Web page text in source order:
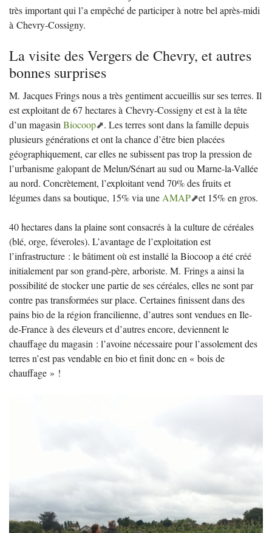
très important qui l’a empêché de participer à notre bel après-midi
à Chevry-Cossigny.
La visite des Vergers de Chevry, et autres
bonnes surprises
M. Jacques Frings nous a très gentiment accueillis sur ses terres. Il
est exploitant de 67 hectares à Chevry-Cossigny et est à la tête
d’un magasin Biocoop
. Les terres sont dans la famille depuis
plusieurs générations et ont la chance d’être bien placées
géographiquement, car elles ne subissent pas trop la pression de
l’urbanisme galopant de Melun/Sénart au sud ou Marne-la-Vallée
au nord. Concrètement, l’exploitant vend 70% des fruits et
légumes dans sa boutique, 15% via une AMAP et 15% en gros.
40 hectares dans la plaine sont consacrés à la culture de céréales
(blé, orge, féveroles). L’avantage de l’exploitation est
l’infrastructure : le bâtiment où est installé la Biocoop a été créé
initialement par son grand-père, arboriste. M. Frings a ainsi la
possibilité de stocker une partie de ses céréales, elles ne sont par
contre pas transformées sur place. Certaines finissent dans des
pains bio de la région francilienne, d’autres sont vendues en Ile-
de-France à des éleveurs et d’autres encore, deviennent le
chauffage du magasin : l’avoine nécessaire pour l’assolement des
terres n’est pas vendable en bio et finit donc en « bois de
chauffage » !